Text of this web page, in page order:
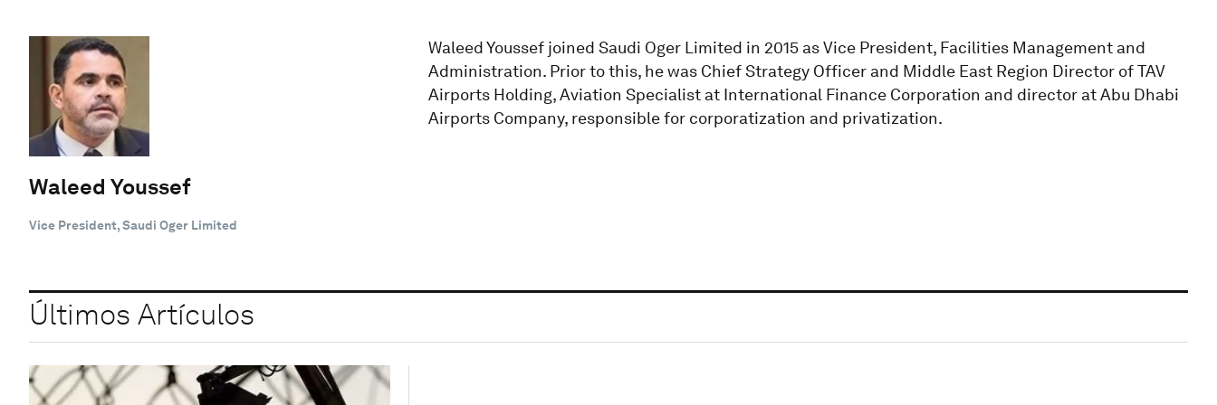
Waleed Youssef
Vice President, Saudi Oger Limited
Waleed Youssef joined Saudi Oger Limited in 2015 as Vice President, Facilities Management and
Administration. Prior to this, he was Chief Strategy Officer and Middle East Region Director of TAV
Airports Holding, Aviation Specialist at International Finance Corporation and director at Abu Dhabi
Airports Company, responsible for corporatization and privatization.
Últimos Artículos